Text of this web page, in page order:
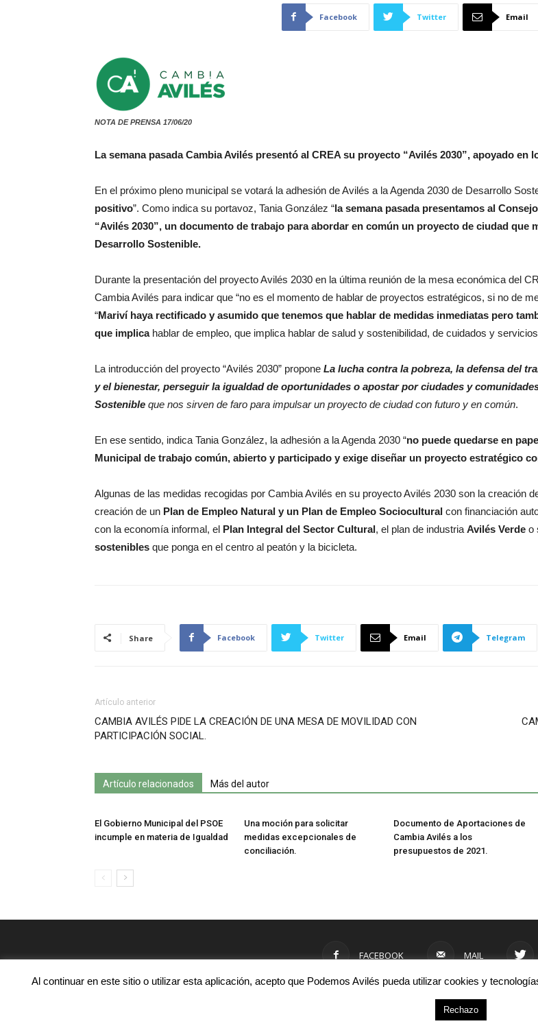
Facebook Twitter Email
NOTA DE PRENSA 17/06/20
La semana pasada Cambia Avilés presentó al CREA su proyecto “Avilés 2030”, apoyado
En el próximo pleno municipal se votará la adhesión de Avilés a la Agenda 2030 de Desarrollo
positivo”. Como indica su portavoz, Tania González “la semana pasada presentamos al
“Avilés 2030”, un documento de trabajo para abordar en común un proyecto de ciudad que
Desarrollo Sostenible.
Durante la presentación del proyecto Avilés 2030 en la última reunión de la mesa económica del
Cambia Avilés para indicar que “no es el momento de hablar de proyectos estratégicos, si no de
“Mariví haya rectificado y asumido que tenemos que hablar de medidas inmediatas pero
que implicahablar de empleo, que implica hablar de salud y sostenibilidad, de cuidados y
La introducción del proyecto “Avilés 2030” propone La lucha contra la pobreza, la defensa del
y el bienestar, perseguir la igualdad de oportunidades o apostar por ciudades y
Sostenible que nos sirven de faro para impulsar un proyecto de ciudad con futuro y en común.
En ese sentido, indica Tania González, la adhesión a la Agenda 2030 “no puede quedarse en
Municipal de trabajo común, abierto y participado y exige diseñar un proyecto estratégico
Algunas de las medidas recogidas por Cambia Avilés en su proyecto Avilés 2030 son la creación
creación de un Plan de Empleo Natural y un Plan de Empleo Sociocultural con financiación
con la economía informal, el Plan Integral del Sector Cultural, el plan de industria Avilés Verde o
sostenibles que ponga en el centro al peatón y la bicicleta.
Share Facebook Twitter Email Telegram
Artículo anterior
CAMBIA AVILÉS PIDE LA CREACIÓN DE UNA MESA DE MOVILIDAD CON
PARTICIPACIÓN SOCIAL.
Artículo relacionados Más del autor
El Gobierno Municipal del PSOE
incumple en materia de Igualdad
Una moción para solicitar
medidas excepcionales de
conciliación.
Documento de Aportaciones de
Cambia Avilés a los
presupuestos de 2021.
FACEBOOK MAIL
Al continuar en este sitio o utilizar esta aplicación, acepto que Podemos Avilés pueda utilizar cookies y
Rechazo